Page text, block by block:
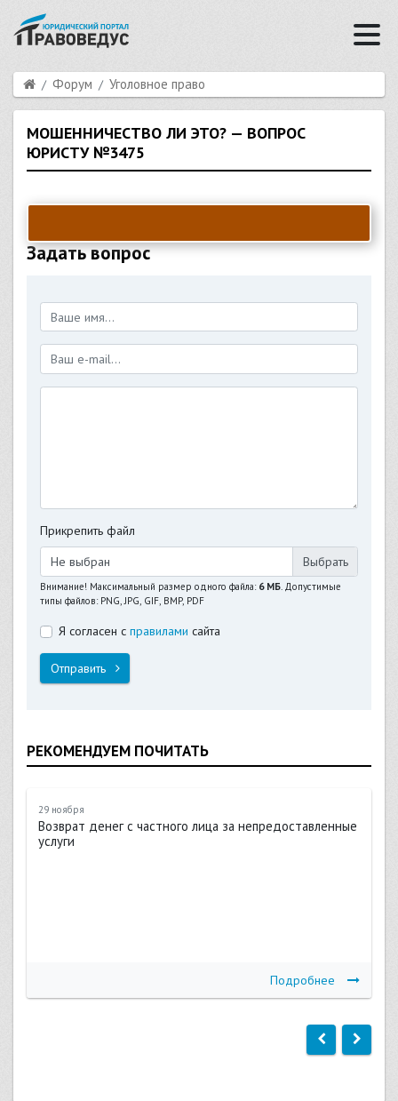
Форум Уголовное право
МОШЕННИЧЕСТВО ЛИ ЭТО? — ВОПРОС
ЮРИСТУ №3475
Задать вопрос
Прикрепить файл
Не выбран
Внимание! Максимальный размер одного файла: 6 МБ. Допустимые
типы файлов: PNG, JPG, GIF, BMP, PDF
Я согласен с правилами сайта
Отправить
РЕКОМЕНДУЕМ ПОЧИТАТЬ
29 ноября
Возврат денег с частного лица за непредоставленные
услуги
Подробнее